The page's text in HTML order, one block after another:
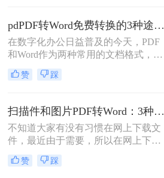
式，转换成Word格式可以方便我们编
辑、修改、引用和统一格式。那么怎
么把文件转成word形式呢？本文将介
绍几种最常用的转换方法，分析其优
缺点，推荐实用工具，并提供操作步
骤和关键注意事项。
pdPDF转Word免费转换的3种途径，第二种效率最高！
在数字化办公日益普及的今天，PDF
和Word作为两种常用的文档格式，各
自拥有其独特的优势。然而，有时我
们需要将PDF文件转换为Word文档，
费转换成Word呢？本文将为大家介绍
几种免费将PDF转换成Word的方法，
帮助大家轻松实现文档格式的转换。
赞 踩
扫描件和图片PDF转Word：3种OCR方案识别率实测！
不知道大家有没有习惯在网上下载文
件，最近由于需要，所以在网上下载
了一篇pdf文件，但下载后发现无法编
辑，于是想办法把它转换成word文
赞 踩